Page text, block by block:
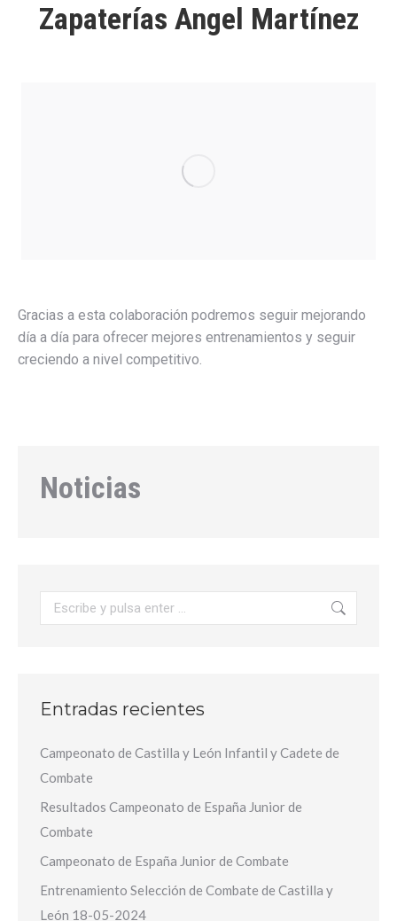
Zapaterías Angel Martínez
Gracias a esta colaboración podremos seguir mejorando
día a día para ofrecer mejores entrenamientos y seguir
creciendo a nivel competitivo.
Noticias
Buscar:
Entradas recientes
Campeonato de Castilla y León Infantil y Cadete de
Combate
Resultados Campeonato de España Junior de
Combate
Campeonato de España Junior de Combate
Entrenamiento Selección de Combate de Castilla y
León 18-05-2024